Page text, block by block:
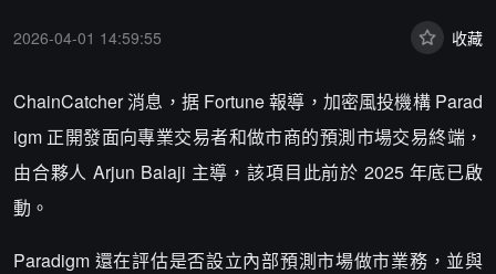
2026-04-01 14:59:55 收藏
ChainCatcher 消息，据 Fortune 報導，加密風投機構 Parad
igm 正開發面向專業交易者和做市商的預測市場交易終端，
由合夥人 Arjun Balaji 主導，該項目此前於 2025 年底已啟
動。
Paradigm 還在評估是否設立內部預測市場做市業務，並與